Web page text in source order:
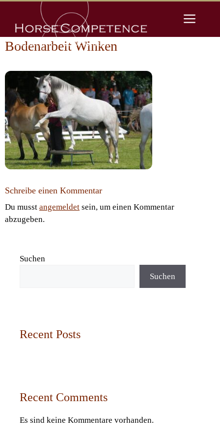
springen
Bodenarbeit Winken
Schreibe einen Kommentar
Du musst angemeldet sein, um einen Kommentar
abzugeben.
Suchen
Suchen
Recent Posts
Recent Comments
Es sind keine Kommentare vorhanden.